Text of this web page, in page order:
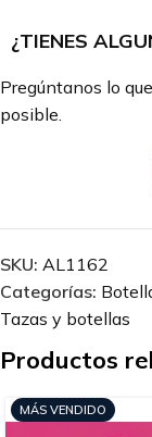
¿TIENES
Pregúntanos lo
posible.
SKU: AL1162
Categorías:
Tazas y botellas
Productos
MÁS VENDIDO